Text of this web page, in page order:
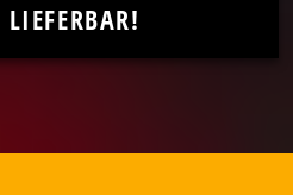
LIEFERBAR!